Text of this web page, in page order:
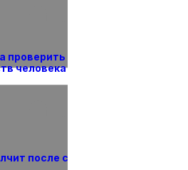
проверить
человека
после ссоры и